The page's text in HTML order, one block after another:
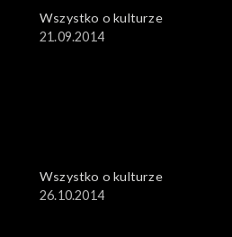
Wszystko o kulturze
21.09.2014
Wszystko o kulturze
26.10.2014